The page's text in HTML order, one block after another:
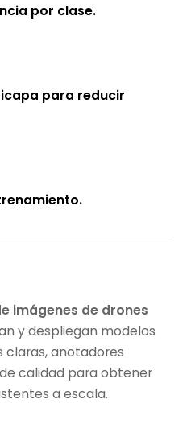
por clase.
para reducir
imágenes de drones
y despliegan modelos
claras, anotadores
calidad para obtener
a escala.